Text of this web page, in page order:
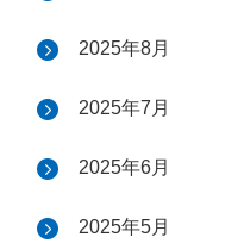
2025年8月
2025年7月
2025年6月
2025年5月